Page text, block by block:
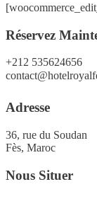
Réservez
+212 535624656
Adresse
36, rue du Soudan
Fès, Maroc
Nous Situer